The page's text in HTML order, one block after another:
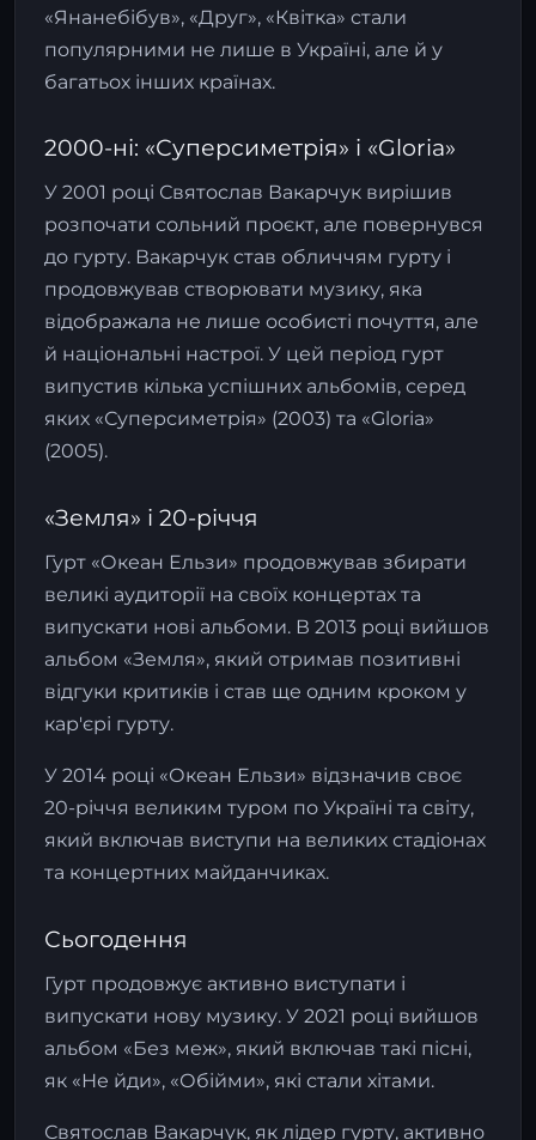
«Янанебібув», «Друг», «Квітка» стали
популярними не лише в Україні, але й у
багатьох інших країнах.
2000-ні: «Суперсиметрія» і «Gloria»
У 2001 році Святослав Вакарчук вирішив
розпочати сольний проєкт, але повернувся
до гурту. Вакарчук став обличчям гурту і
продовжував створювати музику, яка
відображала не лише особисті почуття, але
й національні настрої. У цей період гурт
випустив кілька успішних альбомів, серед
яких «Суперсиметрія» (2003) та «Gloria»
(2005).
«Земля» і 20-річчя
Гурт «Океан Ельзи» продовжував збирати
великі аудиторії на своїх концертах та
випускати нові альбоми. В 2013 році вийшов
альбом «Земля», який отримав позитивні
відгуки критиків і став ще одним кроком у
кар'єрі гурту.
У 2014 році «Океан Ельзи» відзначив своє
20-річчя великим туром по Україні та світу,
який включав виступи на великих стадіонах
та концертних майданчиках.
Сьогодення
Гурт продовжує активно виступати і
випускати нову музику. У 2021 році вийшов
альбом «Без меж», який включав такі пісні,
як «Не йди», «Обійми», які стали хітами.
Святослав Вакарчук, як лідер гурту, активно